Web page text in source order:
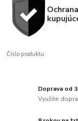
Ochrana
Číslo produktu:
Doprava od
Využite